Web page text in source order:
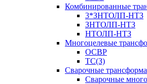
Комбинированные
3*ЗНТОЛП-НТЗ
ЗНТОЛП-НТЗ
НТОЛП-НТЗ
Многоцелевые
ОСВР
ТС(З)
Сварочные
Сварочные